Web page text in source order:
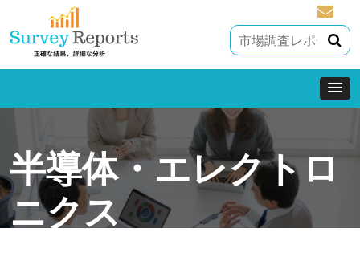
半導体・エレクトロ
ニクス